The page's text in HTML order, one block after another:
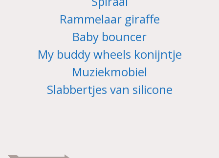
Rammelaar giraffe
Baby bouncer
My buddy wheels konijntje
Muziekmobiel
Slabbertjes van silicone